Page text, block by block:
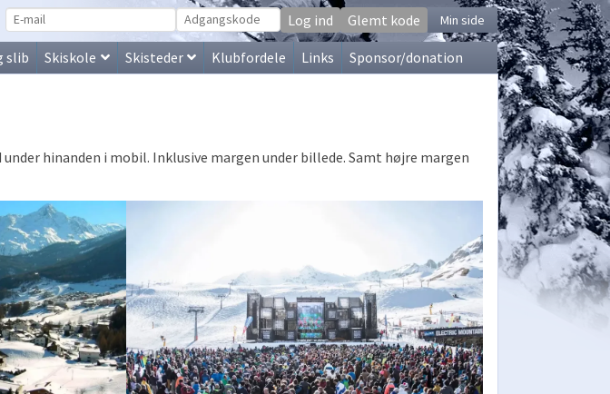
Min side
Glemt kode
slib Skiskole Skisteder Klubfordele Links Sponsor/donation
hinanden i mobil. Inklusive margen under billede. Samt højre margen